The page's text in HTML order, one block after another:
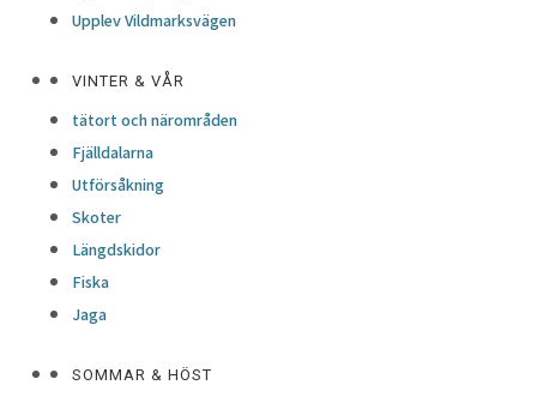
Upplev Vildmarksvägen
VINTER & VÅR
tätort och närområden
Fjälldalarna
Utförsåkning
Skoter
Längdskidor
Fiska
Jaga
SOMMAR & HÖST